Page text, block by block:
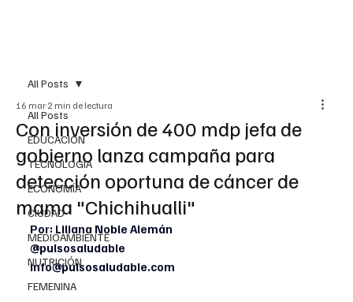
All Posts
EDUCACIÓN
TECNOLOGÍA
ECONOMÍA
CIUDAD
MEDIOAMBIENTE
NUTRICIÓN
FEMENINA
All Posts
Con inversión de 400 mdp jefa de
gobierno lanza campaña para
detección oportuna de cáncer de
mama "Chichihualli"
16 mar 2 min de lectura
Por: Liliana Noble Alemán
@pulsosaludable
info@pulsosaludable.com